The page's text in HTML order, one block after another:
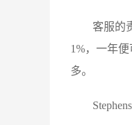
客服的
1%，一年
多。